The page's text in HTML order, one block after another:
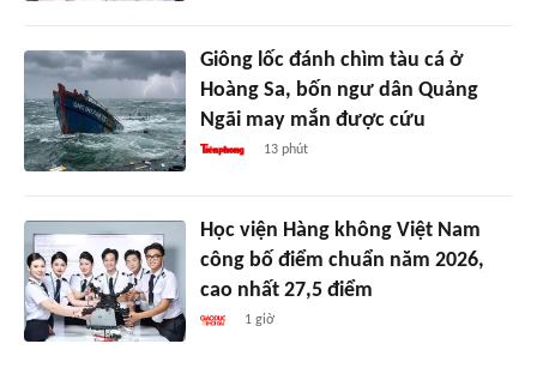
Giông lốc đánh chìm tàu cá ở
Hoàng Sa, bốn ngư dân Quảng
Ngãi may mắn được cứu
13 phút
Học viện Hàng không Việt Nam
công bố điểm chuẩn năm 2026,
cao nhất 27,5 điểm
1 giờ